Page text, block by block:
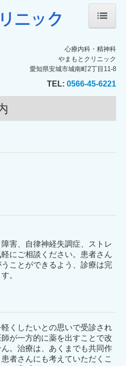
心療内科・精神科
やまもとクリニック
愛知県安城市城南町2丁目11-8
TEL: 0566-45-6221
害、自律神経失調症、ストレ
にご相談ください。患者さん
ことができるよう、診療は完
。
くしたいとの思いで受診され
が一方的に薬を出すことで改
。治療は、あくまでも共同作
者さんにも考えていただくこ